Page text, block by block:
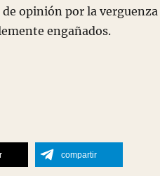
opinión por la verguenza
engañados.
compartir